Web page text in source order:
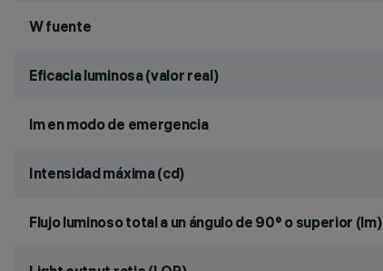
W fuente
Eficacia luminosa (valor real)
lm en modo de emergencia
Intensidad máxima (cd)
Flujo luminoso total a un ángulo de 90° o superior (lm)